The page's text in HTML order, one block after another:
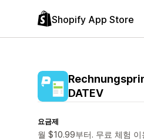
Shopify App Store
DATEV
요금제
월 $10.99부터. 무료 체험 이